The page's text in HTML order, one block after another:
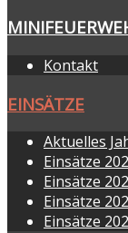
Kontakt
EINSÄTZE
Aktuelles
Einsätze
Einsätze
Einsätze
Einsätze